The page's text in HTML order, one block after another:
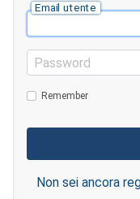
Email utente
Password
Remember
Non sei ancora